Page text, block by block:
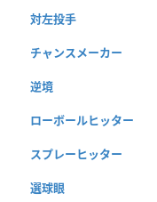
対左投手
チャンスメーカー
逆境
ローボールヒッター
スプレーヒッター
選球眼